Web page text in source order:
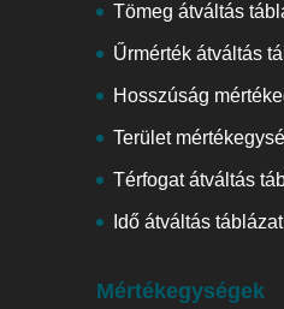
Tömeg átváltás
Űrmérték átváltás
Hosszúság
Terület
Térfogat átváltás
Idő átváltás táblázat
Mértékegységek